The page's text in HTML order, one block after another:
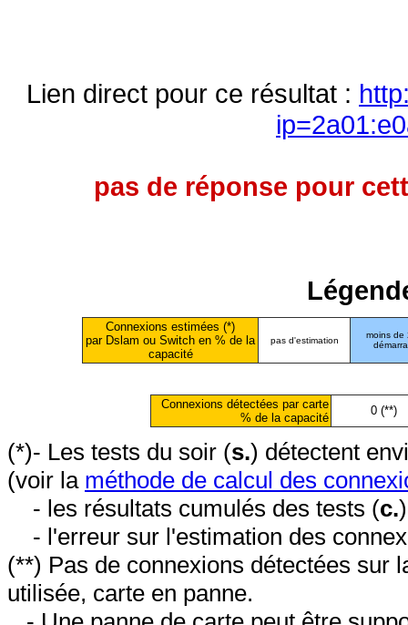
Lien direct pour ce résultat :
pas de réponse pour
Connexions estimées (*)
par Dslam ou Switch en % de la
capacité
pas d'estimation
moins de
Connexions détectées par carte
% de la capacité
0 (**)
(*)- Les tests du soir (s.) détectent
(voir la méthode de calcul des
- les résultats cumulés des tests (c.
- l'erreur sur l'estimation des
(**) Pas de connexions détectées sur
utilisée, carte en panne.